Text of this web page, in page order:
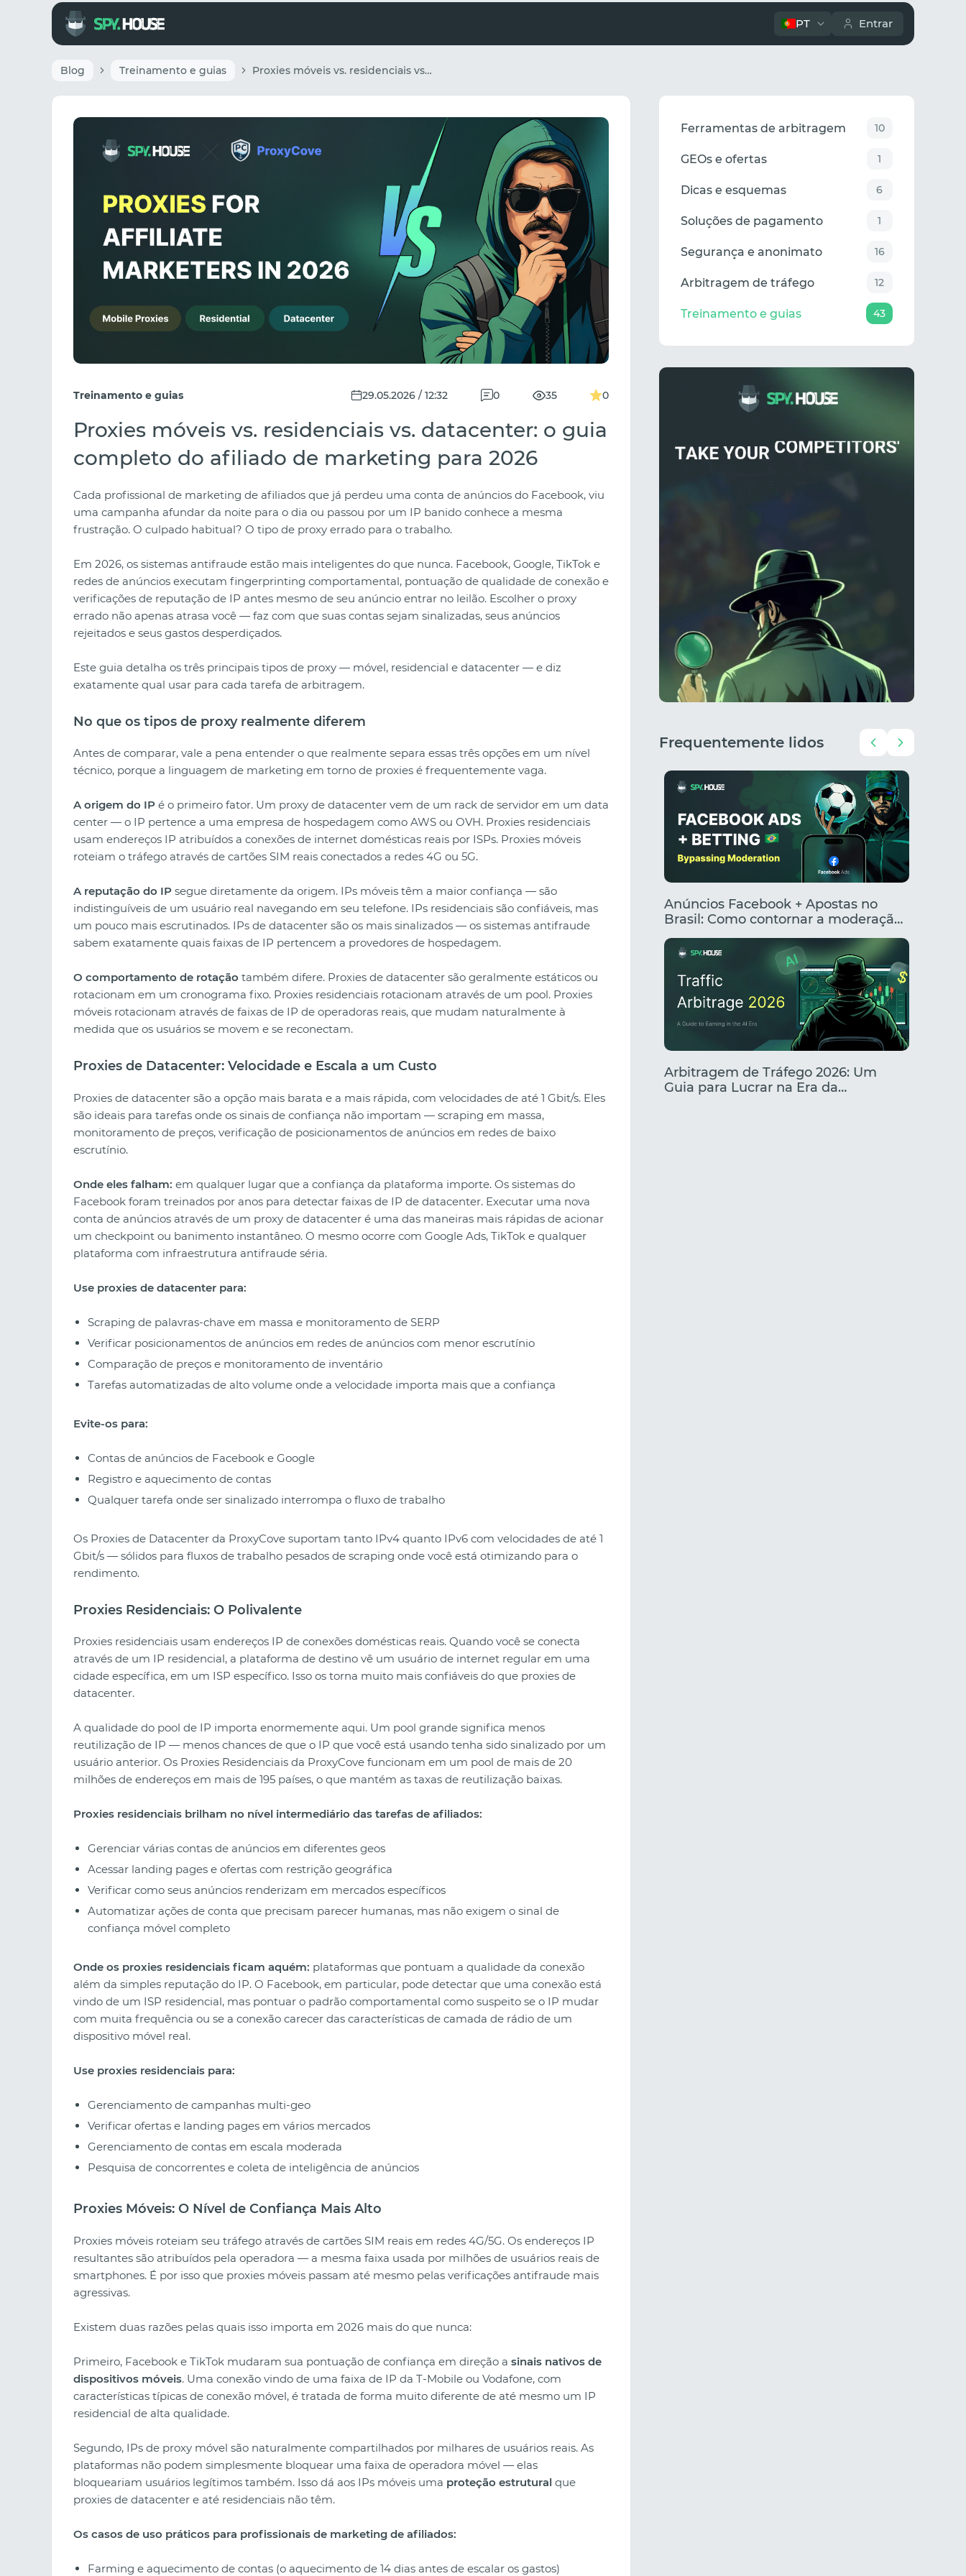
PT Entrar
Blog Treinamento e guias Proxies móveis vs. residenciais vs. datacenter: o guia completo do afiliado de marketing para 2026
Treinamento e guias 29.05.2026 / 12:32 0 35 0
Proxies móveis vs. residenciais vs. datacenter: o guia
completo do afiliado de marketing para 2026
Cada profissional de marketing de afiliados que já perdeu uma conta de anúncios do Facebook, viu
uma campanha afundar da noite para o dia ou passou por um IP banido conhece a mesma
frustração. O culpado habitual? O tipo de proxy errado para o trabalho.
Em 2026, os sistemas antifraude estão mais inteligentes do que nunca. Facebook, Google, TikTok e
redes de anúncios executam fingerprinting comportamental, pontuação de qualidade de conexão e
verificações de reputação de IP antes mesmo de seu anúncio entrar no leilão. Escolher o proxy
errado não apenas atrasa você — faz com que suas contas sejam sinalizadas, seus anúncios
rejeitados e seus gastos desperdiçados.
Este guia detalha os três principais tipos de proxy — móvel, residencial e datacenter — e diz
exatamente qual usar para cada tarefa de arbitragem.
No que os tipos de proxy realmente diferem
Antes de comparar, vale a pena entender o que realmente separa essas três opções em um nível
técnico, porque a linguagem de marketing em torno de proxies é frequentemente vaga.
A origem do IP é o primeiro fator. Um proxy de datacenter vem de um rack de servidor em um data
center — o IP pertence a uma empresa de hospedagem como AWS ou OVH. Proxies residenciais
usam endereços IP atribuídos a conexões de internet domésticas reais por ISPs. Proxies móveis
roteiam o tráfego através de cartões SIM reais conectados a redes 4G ou 5G.
A reputação do IP segue diretamente da origem. IPs móveis têm a maior confiança — são
indistinguíveis de um usuário real navegando em seu telefone. IPs residenciais são confiáveis, mas
um pouco mais escrutinados. IPs de datacenter são os mais sinalizados — os sistemas antifraude
sabem exatamente quais faixas de IP pertencem a provedores de hospedagem.
O comportamento de rotação também difere. Proxies de datacenter são geralmente estáticos ou
rotacionam em um cronograma fixo. Proxies residenciais rotacionam através de um pool. Proxies
móveis rotacionam através de faixas de IP de operadoras reais, que mudam naturalmente à
medida que os usuários se movem e se reconectam.
Proxies de Datacenter: Velocidade e Escala a um Custo
Proxies de datacenter são a opção mais barata e a mais rápida, com velocidades de até 1 Gbit/s. Eles
são ideais para tarefas onde os sinais de confiança não importam — scraping em massa,
monitoramento de preços, verificação de posicionamentos de anúncios em redes de baixo
escrutínio.
Onde eles falham: em qualquer lugar que a confiança da plataforma importe. Os sistemas do
Facebook foram treinados por anos para detectar faixas de IP de datacenter. Executar uma nova
conta de anúncios através de um proxy de datacenter é uma das maneiras mais rápidas de acionar
um checkpoint ou banimento instantâneo. O mesmo ocorre com Google Ads, TikTok e qualquer
plataforma com infraestrutura antifraude séria.
Use proxies de datacenter para:
Scraping de palavras-chave em massa e monitoramento de SERP
Verificar posicionamentos de anúncios em redes de anúncios com menor escrutínio
Comparação de preços e monitoramento de inventário
Tarefas automatizadas de alto volume onde a velocidade importa mais que a confiança
Evite-os para:
Contas de anúncios de Facebook e Google
Registro e aquecimento de contas
Qualquer tarefa onde ser sinalizado interrompa o fluxo de trabalho
Os Proxies de Datacenter da ProxyCove suportam tanto IPv4 quanto IPv6 com velocidades de até 1
Gbit/s — sólidos para fluxos de trabalho pesados de scraping onde você está otimizando para o
rendimento.
Proxies Residenciais: O Polivalente
Proxies residenciais usam endereços IP de conexões domésticas reais. Quando você se conecta
através de um IP residencial, a plataforma de destino vê um usuário de internet regular em uma
cidade específica, em um ISP específico. Isso os torna muito mais confiáveis do que proxies de
datacenter.
A qualidade do pool de IP importa enormemente aqui. Um pool grande significa menos
reutilização de IP — menos chances de que o IP que você está usando tenha sido sinalizado por um
usuário anterior. Os Proxies Residenciais da ProxyCove funcionam em um pool de mais de 20
milhões de endereços em mais de 195 países, o que mantém as taxas de reutilização baixas.
Proxies residenciais brilham no nível intermediário das tarefas de afiliados:
Gerenciar várias contas de anúncios em diferentes geos
Acessar landing pages e ofertas com restrição geográfica
Verificar como seus anúncios renderizam em mercados específicos
Automatizar ações de conta que precisam parecer humanas, mas não exigem o sinal de
confiança móvel completo
Onde os proxies residenciais ficam aquém: plataformas que pontuam a qualidade da conexão
além da simples reputação do IP. O Facebook, em particular, pode detectar que uma conexão está
vindo de um ISP residencial, mas pontuar o padrão comportamental como suspeito se o IP mudar
com muita frequência ou se a conexão carecer das características de camada de rádio de um
dispositivo móvel real.
Use proxies residenciais para:
Gerenciamento de campanhas multi-geo
Verificar ofertas e landing pages em vários mercados
Gerenciamento de contas em escala moderada
Pesquisa de concorrentes e coleta de inteligência de anúncios
Proxies Móveis: O Nível de Confiança Mais Alto
Proxies móveis roteiam seu tráfego através de cartões SIM reais em redes 4G/5G. Os endereços IP
resultantes são atribuídos pela operadora — a mesma faixa usada por milhões de usuários reais de
smartphones. É por isso que proxies móveis passam até mesmo pelas verificações antifraude mais
agressivas.
Existem duas razões pelas quais isso importa em 2026 mais do que nunca:
Primeiro, Facebook e TikTok mudaram sua pontuação de confiança em direção a sinais nativos de
dispositivos móveis. Uma conexão vindo de uma faixa de IP da T-Mobile ou Vodafone, com
características típicas de conexão móvel, é tratada de forma muito diferente de até mesmo um IP
residencial de alta qualidade.
Segundo, IPs de proxy móvel são naturalmente compartilhados por milhares de usuários reais. As
plataformas não podem simplesmente bloquear uma faixa de operadora móvel — elas
bloqueariam usuários legítimos também. Isso dá aos IPs móveis uma proteção estrutural que
proxies de datacenter e até residenciais não têm.
Os casos de uso práticos para profissionais de marketing de afiliados:
Farming e aquecimento de contas (o aquecimento de 14 dias antes de escalar os gastos)
Ferramentas de arbitragem 10
GEOs e ofertas 1
Dicas e esquemas 6
Soluções de pagamento 1
Segurança e anonimato 16
Arbitragem de tráfego 12
Treinamento e guias 43
Frequentemente lidos
Apostas no TikTok com Spy.House:
Um guia completo para encontrar e
lançar combinações lucrativas em
2026
Anúncios Facebook + Apostas no
Brasil: Como contornar a moderação
e criar anúncios clicáveis
Arbitragem de Tráfego 2026: Um
Guia para Lucrar na Era da